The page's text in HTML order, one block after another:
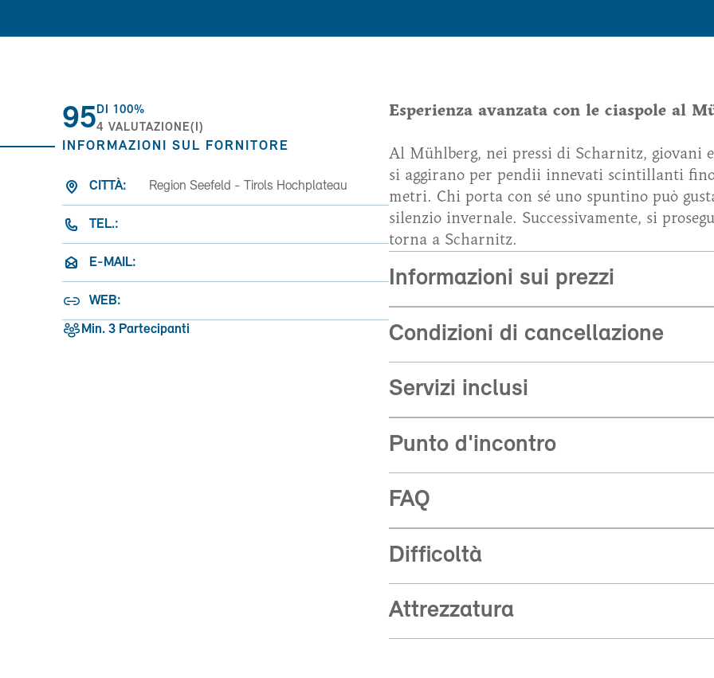
95DI 100%
4 VALUTAZIONE(I)
INFORMAZIONI SUL FORNITORE
CITTÀ: Region Seefeld - Tirols Hochplateau
TEL.:
E-MAIL:
WEB:
Min. 3 Partecipanti
Esperienza avanzata con le ciaspole al
Al Mühlberg, nei pressi di Scharnitz, giovani
si aggirano per pendii innevati scintillanti
metri. Chi porta con sé uno spuntino può
silenzio invernale. Successivamente, si
torna a Scharnitz.
Informazioni sui prezzi
Condizioni di cancellazione
Servizi inclusi
Punto d'incontro
FAQ
Difficoltà
Attrezzatura